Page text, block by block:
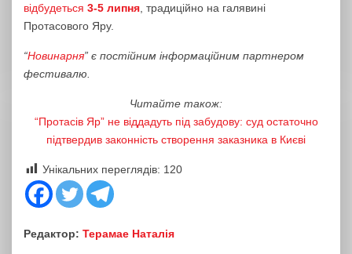
відбудеться 3-5 липня , традиційно на галявині
Протасового Яру.
“Новинарня” є постійним інформаційним партнером
фестивалю
Читайте також:
“Протасів Яр” не віддадуть під забудову: суд остаточно
підтвердив законність створення заказника в Києві
Унікальних переглядів: 120
Редактор: Терамае Наталія